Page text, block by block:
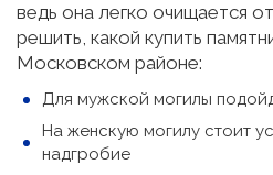
ведь она легко очищается
решить, какой купить
Московском районе:
Для мужской могилы
На женскую могилу стоит
надгробие